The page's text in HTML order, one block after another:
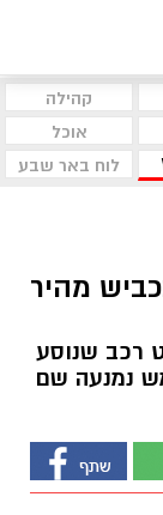
קהילה
אוכל
לוח באר שבע
מהיר
רכב שנוסע
נמנעה שם